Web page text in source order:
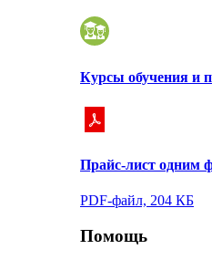
Курсы обучения и
Прайс-лист одним
PDF-файл, 204 КБ
Помощь